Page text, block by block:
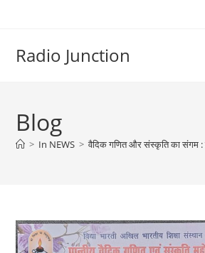
Radio Junction
Blog
> In NEWS > वैदिक गणित और संस्कृति का संगम :